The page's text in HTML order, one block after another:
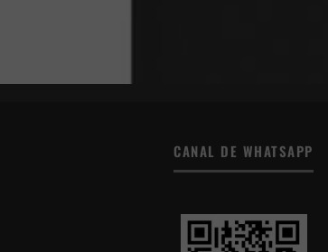
CANAL DE WHATSAPP